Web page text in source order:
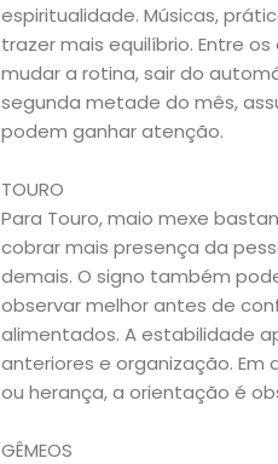
espiritualidade. Músicas,
trazer mais equilíbrio. Entre
mudar a rotina, sair do
segunda metade do mês,
podem ganhar atenção.
TOURO
Para Touro, maio mexe
cobrar mais presença da
demais. O signo também
observar melhor antes de
alimentados. A estabilidade
anteriores e organização.
ou herança, a orientação é
GÊMEOS